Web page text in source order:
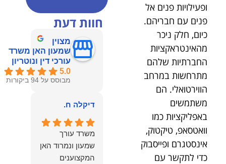
ופעילויות פנים אל
פנים עם חבריהם.
כיום, חלק ניכר
מהאינטראקציות
החברתיות שלהם
מתרחשות במרחב
הווירטואלי. הם
משתמשים
באפליקציות כמו
וואטסאפ, טיקטוק,
אינסטגרם ופייסבוק
כדי לתקשר עם
חוות דעת
מצוין
שמעון האן משרד
עורכי דין ונוטריון
5.0
מבוסס על 94 ביקורות
דיקלה ח.
משרד עורך
שמעון ונמרוד האן
המקצוענים